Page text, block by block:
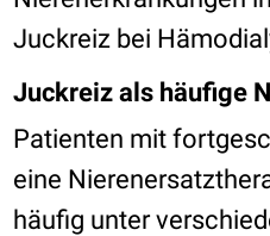
Juckreiz bei
Juckreiz als häufige
Patienten mit
eine
häufig unter